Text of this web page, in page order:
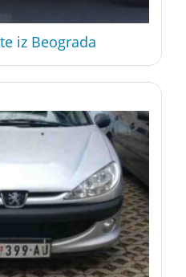
iz Beograda